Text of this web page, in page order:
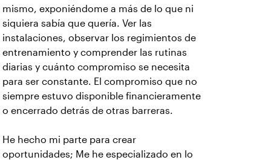
mismo, exponiéndome a más de lo que ni
siquiera sabía que quería. Ver las
instalaciones, observar los regimientos de
entrenamiento y comprender las rutinas
diarias y cuánto compromiso se necesita
para ser constante. El compromiso que no
siempre estuvo disponible financieramente
o encerrado detrás de otras barreras.
He hecho mi parte para crear
oportunidades; Me he especializado en lo